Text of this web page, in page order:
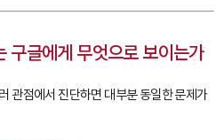
구글에게 무엇으로 보이는가
관점에서 진단하면 대부분 동일한 문제가